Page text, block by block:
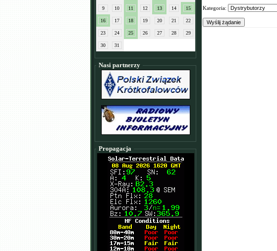
9 10 11 12 13 14 15
16 17 18 19 20 21 22
23 24 25 26 27 28 29
30 31
Nasi partnerzy
Propagacja
Kategoria: